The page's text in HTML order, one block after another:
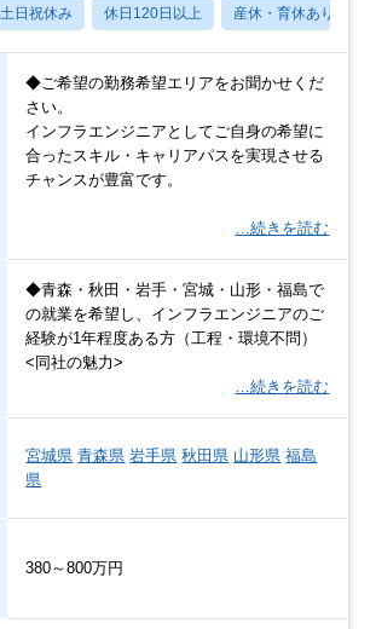
土日祝休み 休日120日以上 産休・育休あり
◆ご希望の勤務希望エリアをお聞かせくだ
さい。
インフラエンジニアとしてご自身の希望に
合ったスキル・キャリアパスを実現させる
チャンスが豊富です。
…続きを読む
◆青森・秋田・岩手・宮城・山形・福島で
の就業を希望し、インフラエンジニアのご
経験が1年程度ある方（工程・環境不問）
<同社の魅力>
…続きを読む
宮城県 青森県 岩手県 秋田県 山形県 福島
県
380～800万円